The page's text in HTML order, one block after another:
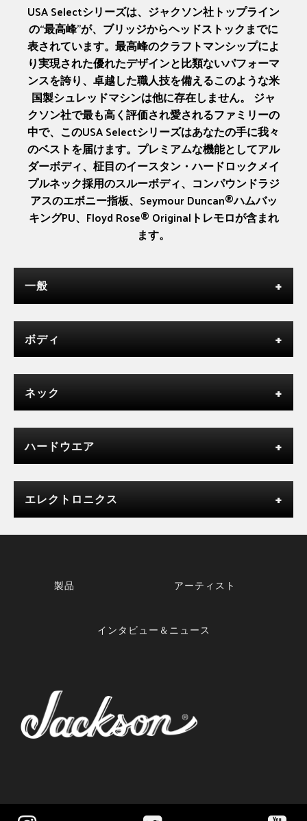
USA Selectシリーズは、ジャクソン社トップライン
の“最高峰”が、ブリッジからヘッドストックまでに
表されています。最高峰のクラフトマンシップによ
り実現された優れたデザインと比類ないパフォーマ
ンスを誇り、卓越した職人技を備えるこのような米
国製シュレッドマシンは他に存在しません。 ジャ
クソン社で最も高く評価され愛されるファミリーの
中で、このUSA Selectシリーズはあなたの手に我々
のベストを届けます。プレミアムな機能としてアル
ダーボディ、柾目のイースタン・ハードロックメイ
プルネック採用のスルーボディ、コンパウンドラジ
アスのエボニー指板、Seymour Duncan®ハムバッ
キングPU、Floyd Rose® Originalトレモロが含まれ
ます。
一般
ボディ
ネック
ハードウエア
エレクトロニクス
製品 アーティスト
インタビュー＆ニュース